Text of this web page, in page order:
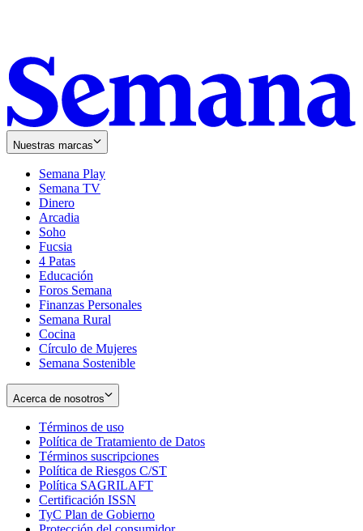
Nuestras marcas
Semana Play
Semana TV
Dinero
Arcadia
Soho
in
new
window
Fucsia
in
new
window
4 Patas
Educación
Foros Semana
Finanzas Personales
Semana Rural
Cocina
Círculo de Mujeres
Semana Sostenible
Acerca de nosotros
Términos de uso
in
new
window
Política de Tratamiento de Datos
Términos suscripciones
in
Política de Riesgos C/ST
Política SAGRILAFT
new
Certificación ISSN
in
TyC Plan de Gobierno